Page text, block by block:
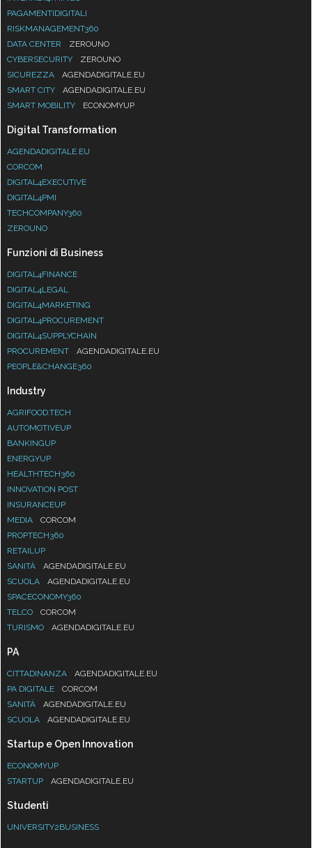
PAGAMENTIDIGITALI
RISKMANAGEMENT360
DATA CENTER
ZEROUNO
CYBERSECURITY
ZEROUNO
SICUREZZA
AGENDADIGITALE.EU
SMART CITY
AGENDADIGITALE.EU
SMART MOBILITY
ECONOMYUP
Digital Transformation
AGENDADIGITALE.EU
CORCOM
DIGITAL4EXECUTIVE
DIGITAL4PMI
TECHCOMPANY360
ZEROUNO
Funzioni di Business
DIGITAL4FINANCE
DIGITAL4LEGAL
DIGITAL4MARKETING
DIGITAL4PROCUREMENT
DIGITAL4SUPPLYCHAIN
PROCUREMENT
AGENDADIGITALE.EU
PEOPLE&CHANGE360
Industry
AGRIFOOD.TECH
AUTOMOTIVEUP
BANKINGUP
ENERGYUP
HEALTHTECH360
INNOVATION POST
INSURANCEUP
MEDIA
CORCOM
PROPTECH360
RETAILUP
SANITÀ
AGENDADIGITALE.EU
SCUOLA
AGENDADIGITALE.EU
SPACECONOMY360
TELCO
CORCOM
TURISMO
AGENDADIGITALE.EU
PA
CITTADINANZA
AGENDADIGITALE.EU
PA DIGITALE
CORCOM
SANITÀ
AGENDADIGITALE.EU
SCUOLA
AGENDADIGITALE.EU
Startup e Open Innovation
ECONOMYUP
STARTUP
AGENDADIGITALE.EU
Studenti
UNIVERSITY2BUSINESS